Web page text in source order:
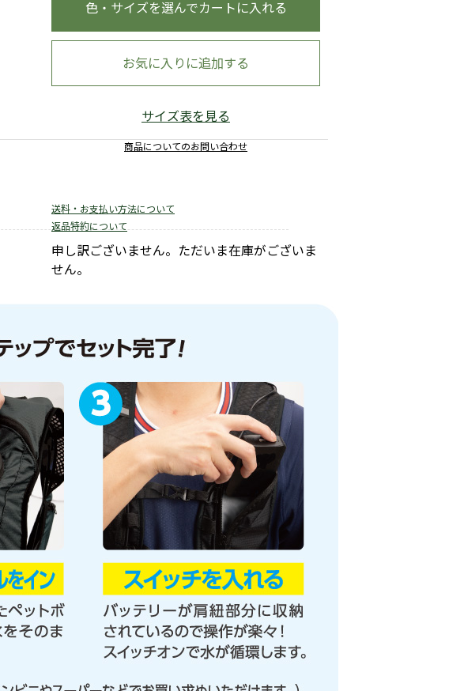
色・サイズを選んでカートに入れる
お気に入りに追加する
サイズ表を見る
商品についてのお問い合わせ
送料・お支払い方法について
返品特約について
申し訳ございません。ただいま在庫がございま
せん。